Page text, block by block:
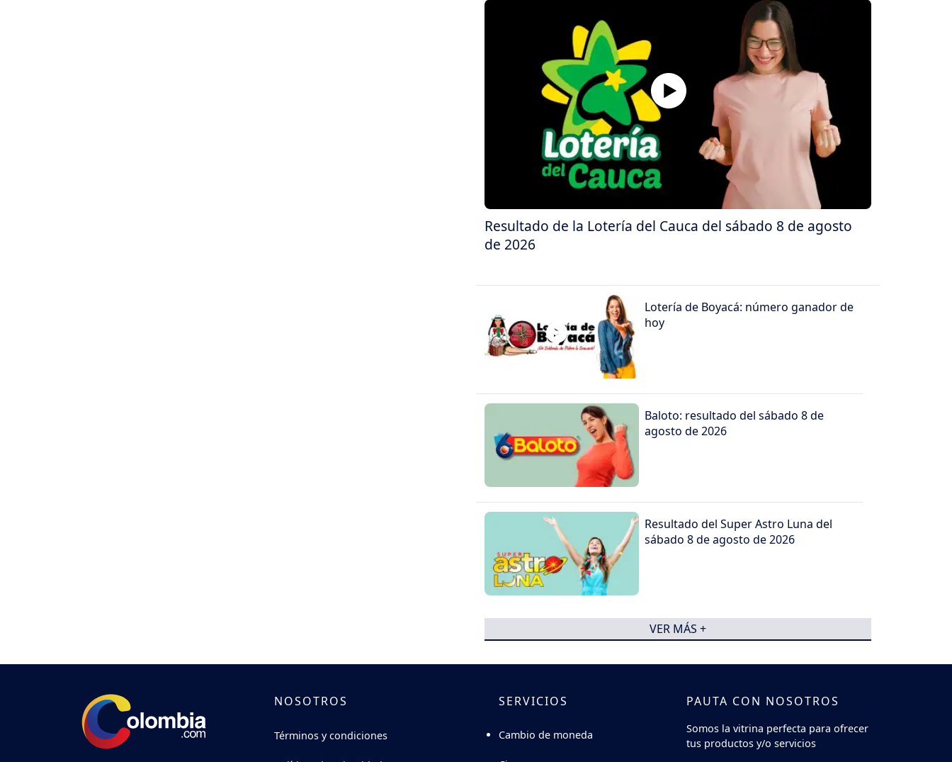
Resultado de la Lotería del Cauca del sábado 8 de agosto
de 2026
Lotería de Boyacá: número ganador de
hoy
Baloto: resultado del sábado 8 de
agosto de 2026
Resultado del Super Astro Luna del
sábado 8 de agosto de 2026
VER MÁS +
NOSOTROS
Términos y condiciones
SERVICIOS
Cambio de moneda
PAUTA CON NOSOTROS
Somos la vitrina perfecta para ofrecer
tus productos y/o servicios